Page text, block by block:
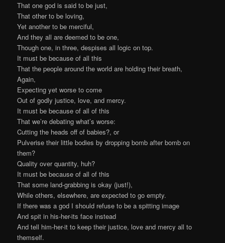
That one god is said to be just,
That other to be loving,
Yet another to be merciful,
And they all are deemed to be one,
Though one, in three, despises all logic on top.
It must be because of all this
That the people around the world are holding their breath,
Again,
Expecting yet worse to come
Out of godly justice, love, and mercy.
It must be because of all of this
That we’re debating what’s worse:
Cutting the heads off of babies?, or
Pulverise their little bodies by dropping bomb after bomb on
them?
Quality over quantity, huh?
It must be because of all of this
That some land-grabbing is okay (just!),
While others, elsewhere, are expected to go empty.
If there was a god I should refuse to be a spitting image
And spit in his-her-its face instead
And tell him-her-it to keep their justice, love and mercy all to
themself.